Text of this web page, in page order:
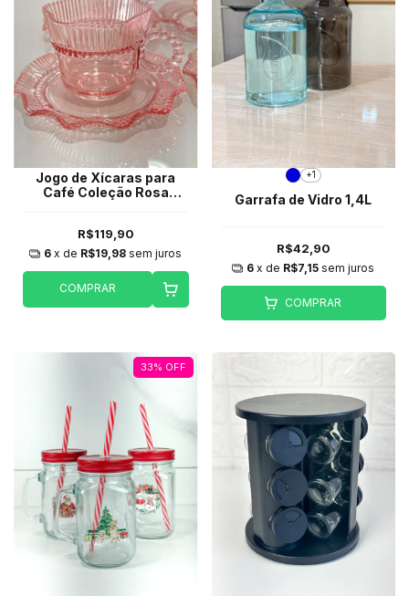
Jogo de Xícaras para
Café Coleção Rosa
R$119,90
6 x de R$19,98 sem juros
COMPRAR
+1
Garrafa de Vidro 1,4L
R$42,90
6 x de R$7,15 sem juros
COMPRAR
33% OFF